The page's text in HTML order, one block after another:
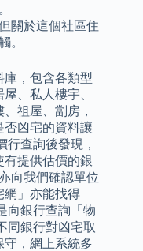
關於這個社區住
。
庫，包含各類型
、私人樓宇、
祖屋、劏房，
否凶宅的資料讓
行查詢後發現，
提供估價的銀
向我們確認單位
網」亦能找得
向銀行查詢「物
同銀行對凶宅取
守，網上系統多